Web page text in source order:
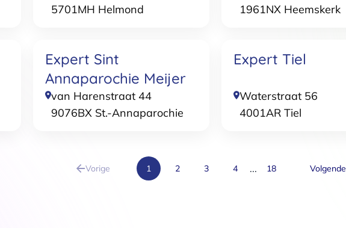
5701MH Helmond
1961NX Heemskerk
Expert Sint
Annaparochie Meijer
van Harenstraat 44
9076BX St.-Annaparochie
Expert Tiel
Waterstraat 56
4001AR Tiel
Vorige 1 2 3 4 ... 18 Volgende